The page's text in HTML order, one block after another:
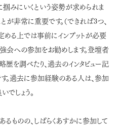
みにいくという姿勢が求められま
が非常に重要です。（できれば3つ、
める上では事前にインプットが必要
会への参加をお勧めします。登壇者
を調べたり、過去のインタビュー記
。過去に参加経験のある人は、参加
でしょう。
ものの、しばらくあすかに参加して